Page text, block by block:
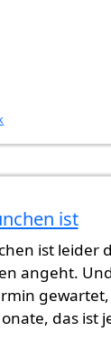
SINGH
ist
ist leider
angeht.
das ist